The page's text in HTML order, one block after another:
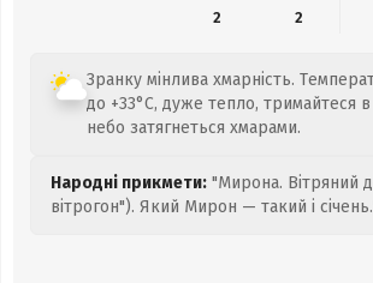
2
2
Зранку мінлива хмарність.
до +33°C, дуже тепло, тримайтеся в
небо затягнеться хмарами.
Народні прикмети: "Мирона. Вітряний
вітрогон"). Який Мирон — такий і